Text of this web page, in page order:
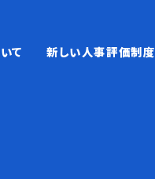
て 新しい人事評価制度